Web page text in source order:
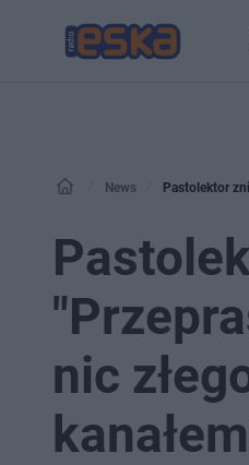
News Pastolektor
nic